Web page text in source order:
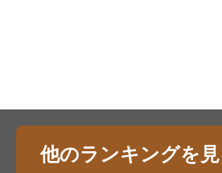
他のランキングを見